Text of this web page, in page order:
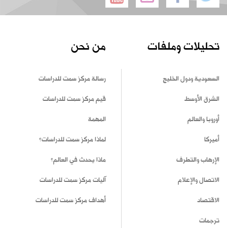
تحليلات وملفات
السعودية ودول الخليج
الشرق الأوسط
أوروبا والعالم
أميركا
الإرهاب والتطرف
الاتصال والإعلام
الاقتصاد
ترجمات
من نحن
رسالة مركز سمت للدراسات
قيم مركز سمت للدراسات
المهمة
لماذا مركز سمت للدراسات؟
ماذا يحدث في العالم؟
آليات مركز سمت للدراسات
أهداف مركز سمت للدراسات